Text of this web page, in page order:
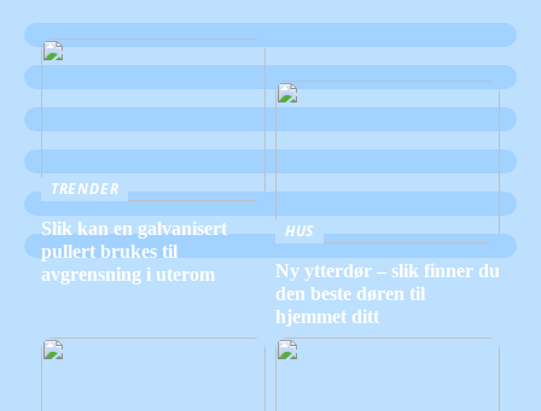
TRENDER
Slik kan en galvanisert
pullert brukes til
avgrensning i uterom
HUS
Ny ytterdør – slik finner du
den beste døren til
hjemmet ditt